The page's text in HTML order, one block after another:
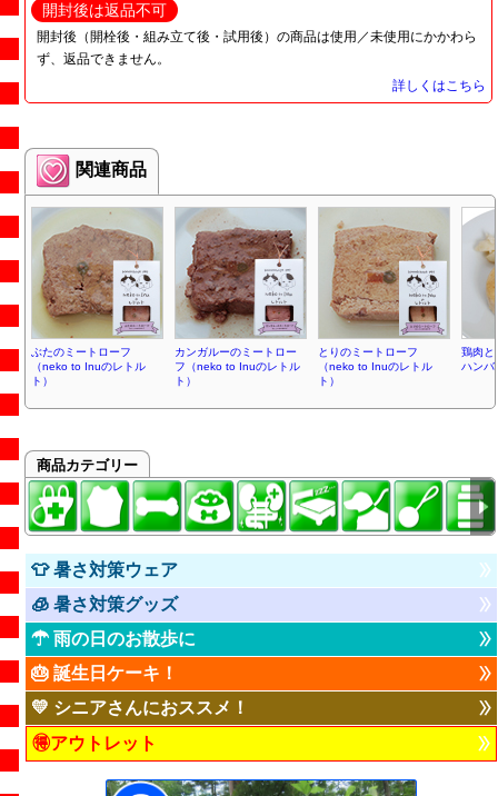
開封後は返品不可
開封後（開栓後・組み立て後・試用後）の商品は使用／未使用にかかわら
ず、返品できません。
詳しくはこちら
関連商品
ぶたのミートローフ
（neko to Inuのレトル
ト）
カンガルーのミートロー
フ（neko to Inuのレトル
ト）
とりのミートローフ
（neko to Inuのレトル
ト）
鶏肉と
ハンバ
商品カテゴリー
👕 暑さ対策ウェア
🧊 暑さ対策グッズ
☂ 雨の日のお散歩に
🎂 誕生日ケーキ！
💛 シニアさんにおススメ！
🉐アウトレット